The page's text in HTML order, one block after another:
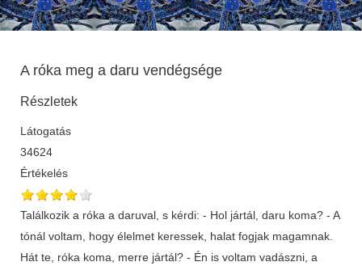
A róka meg a daru vendégsége
Részletek
Látogatás
34624
Értékelés
Találkozik a róka a daruval, s kérdi: - Hol jártál, daru koma? - A
tónál voltam, hogy élelmet keressek, halat fogjak magamnak.
Hát te, róka koma, merre jártál? - Én is voltam vadászni, a